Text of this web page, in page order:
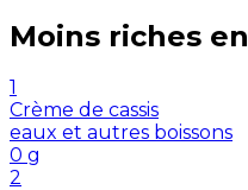
Moins riches en
1
Crème de cassis
eaux et autres boissons
0 g
2